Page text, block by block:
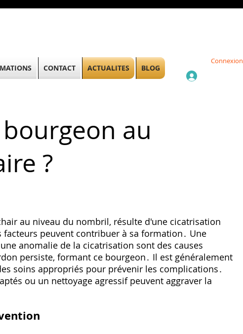
Connexion
au
?
au niveau du nombril‚ résulte d'une cicatrisation
peuvent contribuer à sa formation․ Une
anomalie de la cicatrisation sont des causes
persiste‚ formant ce bourgeon․ Il est généralement
soins appropriés pour prévenir les complications․
ou un nettoyage agressif peuvent aggraver la
CONTACT ACTUALITES BLOG